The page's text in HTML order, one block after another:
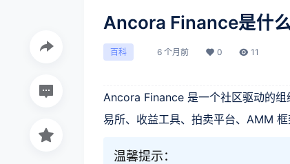
Ancora Finance是什么
百科 6 个月前 0 11
Ancora Finance 是一个社区驱动的组
易所、收益工具、拍卖平台、AMM 框
温馨提示：